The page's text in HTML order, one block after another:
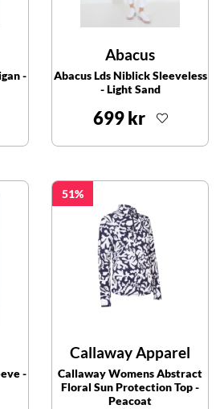
-
Abacus
Abacus Lds Niblick Sleeveless
- Light Sand
699 kr
-
51
Callaway Apparel
Callaway Womens Abstract
Floral Sun Protection Top -
Peacoat